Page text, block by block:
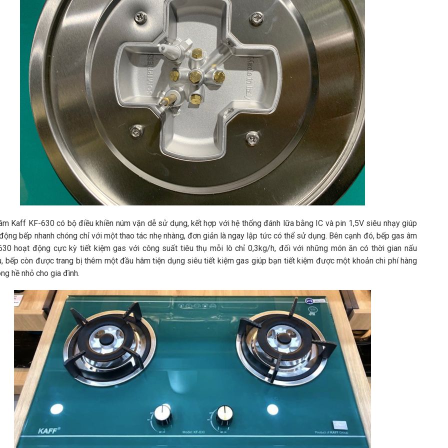
Kaff KF-630 có bộ điều khiền núm vặn dễ sử dụng, kết hợp với hệ thống đánh lữa bằng IC và pin 1,5V siêu nhạy giúp
bếp nhanh chóng chỉ với một thao tác nhẹ nhàng, đơn giản là ngay lập tức có thể sử dụng. Bên cạnh đó, bếp gas âm
hoạt động cực kỳ tiết kiệm gas với công suất tiêu thụ mỗi lò chỉ 0,3kg/h, đối với những món ăn có thời gian nấu
bếp còn được trang bị thêm một đầu hâm tiện dụng siêu tiết kiệm gas giúp bạn tiết kiệm được một khoản chi phí hàng
hề nhỏ cho gia đình.